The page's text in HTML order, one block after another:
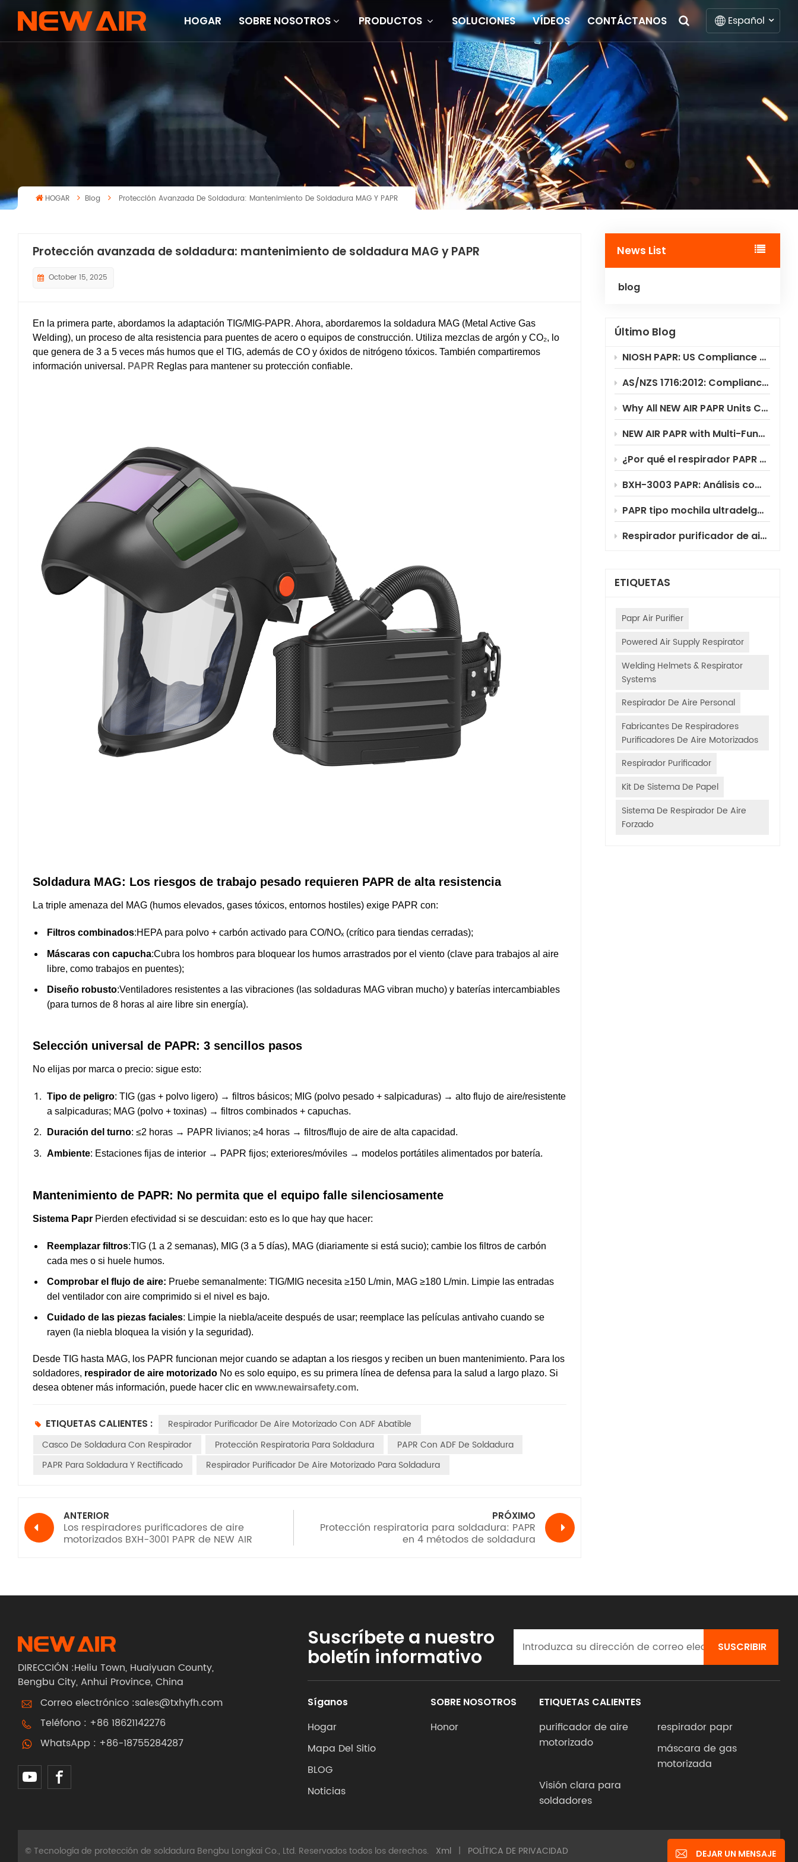
HOGAR SOBRE NOSOTROS PRODUCTOS SOLUCIONES VÍDEOS CONTÁCTANOS Español
Español
Português
HOGAR Blog Protección Avanzada De Soldadura: Mantenimiento De Soldadura MAG Y PAPR
News List
blog
Último Blog
NIOSH PAPR: US Compliance & Testing Requirements
AS/NZS 1716:2012: Compliance Standard for PAPR Respirators
Why All NEW AIR PAPR Units Choose RILSA NB1024 for Certification?
NEW AIR PAPR with Multi-Functional Flip-Up Welding Helmet
¿Por qué el respirador PAPR BXH-3003 ofrece un ahorro de costes significativo?
BXH-3003 PAPR: Análisis completo del escenario de aplicación
PAPR tipo mochila ultradelgada BXH-3003
Respirador purificador de aire motorizado (PAPR) con cartuchos combinados para pintura automotriz: selección, principios y guía de uso
ETIQUETAS
Papr Air Purifier
Powered Air Supply Respirator
Welding Helmets & Respirator
Systems
Respirador De Aire Personal
Fabricantes De Respiradores
Purificadores De Aire Motorizados
Respirador Purificador
Kit De Sistema De Papel
Sistema De Respirador De Aire
Forzado
Protección avanzada de soldadura: mantenimiento de soldadura MAG y PAPR
October 15, 2025
En la primera parte, abordamos la adaptación TIG/MIG-PAPR. Ahora, abordaremos la soldadura MAG (Metal Active Gas
Welding), un proceso de alta resistencia para puentes de acero o equipos de construcción. Utiliza mezclas de argón y CO₂, lo
que genera de 3 a 5 veces más humos que el TIG, además de CO y óxidos de nitrógeno tóxicos. También compartiremos
información universal. PAPR Reglas para mantener su protección confiable.
Soldadura MAG: Los riesgos de trabajo pesado requieren PAPR de alta resistencia
La triple amenaza del MAG (humos elevados, gases tóxicos, entornos hostiles) exige PAPR con:
Filtros combinados:HEPA para polvo + carbón activado para CO/NOₓ (crítico para tiendas cerradas);
Máscaras con capucha:Cubra los hombros para bloquear los humos arrastrados por el viento (clave para trabajos al aire
libre, como trabajos en puentes);
Diseño robusto:Ventiladores resistentes a las vibraciones (las soldaduras MAG vibran mucho) y baterías intercambiables
(para turnos de 8 horas al aire libre sin energía).
Selección universal de PAPR: 3 sencillos pasos
No elijas por marca o precio: sigue esto:
Tipo de peligro: TIG (gas + polvo ligero) → filtros básicos; MIG (polvo pesado + salpicaduras) → alto flujo de aire/resistente
a salpicaduras; MAG (polvo + toxinas) → filtros combinados + capuchas.
Duración del turno: ≤2 horas → PAPR livianos; ≥4 horas → filtros/flujo de aire de alta capacidad.
Ambiente: Estaciones fijas de interior → PAPR fijos; exteriores/móviles → modelos portátiles alimentados por batería.
Mantenimiento de PAPR: No permita que el equipo falle silenciosamente
Sistema PaprPierden efectividad si se descuidan: esto es lo que hay que hacer:
Reemplazar filtros:TIG (1 a 2 semanas), MIG (3 a 5 días), MAG (diariamente si está sucio); cambie los filtros de carbón
cada mes o si huele humos.
Comprobar el flujo de aire: Pruebe semanalmente: TIG/MIG necesita ≥150 L/min, MAG ≥180 L/min. Limpie las entradas
del ventilador con aire comprimido si el nivel es bajo.
Cuidado de las piezas faciales: Limpie la niebla/aceite después de usar; reemplace las películas antivaho cuando se
rayen (la niebla bloquea la visión y la seguridad).
Desde TIG hasta MAG, los PAPR funcionan mejor cuando se adaptan a los riesgos y reciben un buen mantenimiento. Para los
soldadores, respirador de aire motorizadoNo es solo equipo, es su primera línea de defensa para la salud a largo plazo. Si
desea obtener más información, puede hacer clic en www.newairsafety.com.
ETIQUETAS CALIENTES :
Respirador Purificador De Aire Motorizado Con ADF Abatible
Casco De Soldadura Con Respirador
Protección Respiratoria Para Soldadura
PAPR Con ADF De Soldadura
PAPR Para Soldadura Y Rectificado
Respirador Purificador De Aire Motorizado Para Soldadura
ANTERIOR
Los respiradores purificadores de aire
motorizados BXH-3001 PAPR de NEW AIR
PRÓXIMO
Protección respiratoria para soldadura: PAPR
en 4 métodos de soldadura
DIRECCIÓN :Heliu Town, Huaiyuan County,
Bengbu City, Anhui Province, China
Correo electrónico :sales@txhyfh.com
Teléfono : +86 18621142276
WhatsApp : +86-18755284287
Suscríbete a nuestro
boletín informativo
Síganos
Hogar
Mapa Del Sitio
BLOG
Noticias
SOBRE NOSOTROS
Honor
ETIQUETAS CALIENTES
purificador de aire
motorizado
respirador papr
máscara de gas
motorizada
Visión clara para
soldadores
© Tecnología de protección de soldadura Bengbu Longkai Co., Ltd. Reservados todos los derechos. Xml | POLÍTICA DE PRIVACIDAD Red IPv6 compatible
DEJAR UN MENSAJE